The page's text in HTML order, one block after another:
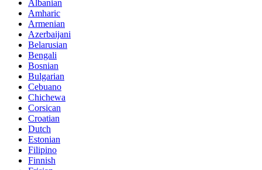
Albanian
Amharic
Armenian
Azerbaijani
Belarusian
Bengali
Bosnian
Bulgarian
Cebuano
Chichewa
Corsican
Croatian
Dutch
Estonian
Filipino
Finnish